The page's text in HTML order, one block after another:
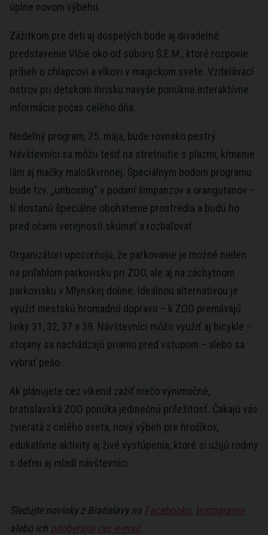
úplne novom výbehu.
Zážitkom pre deti aj dospelých bude aj divadelné
predstavenie Vlčie oko od súboru Š.E.M., ktoré rozpovie
príbeh o chlapcovi a vlkovi v magickom svete. Vzdelávací
ostrov pri detskom ihrisku navyše ponúkne interaktívne
informácie počas celého dňa.
Nedeľný program, 25. mája, bude rovnako pestrý.
Návštevníci sa môžu tešiť na stretnutie s plazmi, kŕmenie
lám aj mačky maloškvrnnej. Špeciálnym bodom programu
bude tzv. „unboxing“ v podaní šimpanzov a orangutanov –
tí dostanú špeciálne obohatenie prostredia a budú ho
pred očami verejnosti skúmať a rozbaľovať.
Organizátori upozorňujú, že parkovanie je možné nielen
na priľahlom parkovisku pri ZOO, ale aj na záchytnom
parkovisku v Mlynskej doline. Ideálnou alternatívou je
využiť mestskú hromadnú dopravu – k ZOO premávajú
linky 31, 32, 37 a 39. Návštevníci môžu využiť aj bicykle –
stojany sa nachádzajú priamo pred vstupom – alebo sa
vybrať pešo.
Ak plánujete cez víkend zažiť niečo výnimočné,
bratislavská ZOO ponúka jedinečnú príležitosť. Čakajú vás
zvieratá z celého sveta, nový výbeh pre hrošíkov,
edukatívne aktivity aj živé vystúpenia, ktoré si užijú rodiny
s deťmi aj mladí návštevníci.
Sledujte novinky z Bratislavy na Facebooku, Instagrame
alebo ich odoberajte cez e-mail.